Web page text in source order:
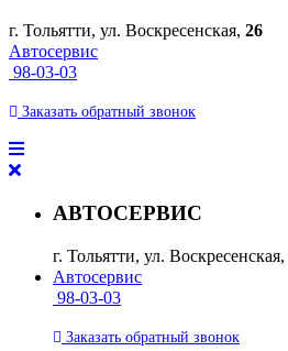
г. Тольятти, ул. Воскресенская, 26
Автосервис
98-03-03
Заказать обратный звонок
АВТОСЕРВИС
г. Тольятти, ул. Воскресенская,
Автосервис
98-03-03
Заказать обратный звонок